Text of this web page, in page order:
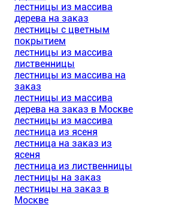
лестницы из массива
дерева на заказ
лестницы с цветным
покрытием
лестницы из массива
лиственницы
лестницы из массива на
заказ
лестницы из массива
дерева на заказ в Москве
лестницы из массива
лестница из ясеня
лестница на заказ из
ясеня
лестница из лиственницы
лестницы на заказ
лестницы на заказ в
Москве